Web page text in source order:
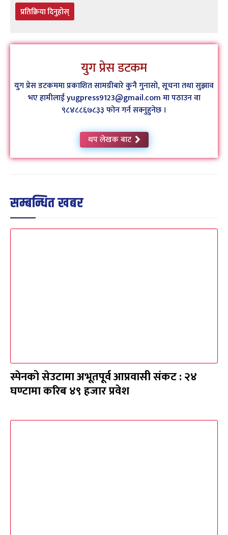
प्रतिक्रिया दिनुहोस्
युग प्रेस डटकम
युग प्रेस डटकममा प्रकाशित सामग्रीबारे कुनै गुनासो, सूचना तथा सुझाव
भए हामीलाई yugpress9123@gmail.com मा पठाउन वा
९८४८८६७८३३ फोन गर्न सक्नुहुनेछ ।
थप लेखक बाट
सम्बन्धित खबर
स्पेनको सेउटामा अभूतपूर्व आप्रवासी संकट : २४
घण्टामा करिब ४९ हजार प्रवेश